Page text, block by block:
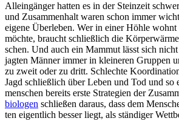
Allein­gän­ger hatten es in der Stein­zeit
und Zusam­men­halt waren schon immer
eigene Über­le­ben. Wer in einer Höhle
möchte, braucht schließ­lich die
schen. Und auch ein Mammut lässt sich
jagten Männer immer in klei­ne­ren Grup­pen
zu zweit oder zu dritt. Schlechte
Jagd schließ­lich über Leben und Tod und
men­schen bereits erste Stra­te­gien der
bio­logen schlie­ßen daraus, dass dem
ten eigent­lich besser liegt, als stän­di­ger